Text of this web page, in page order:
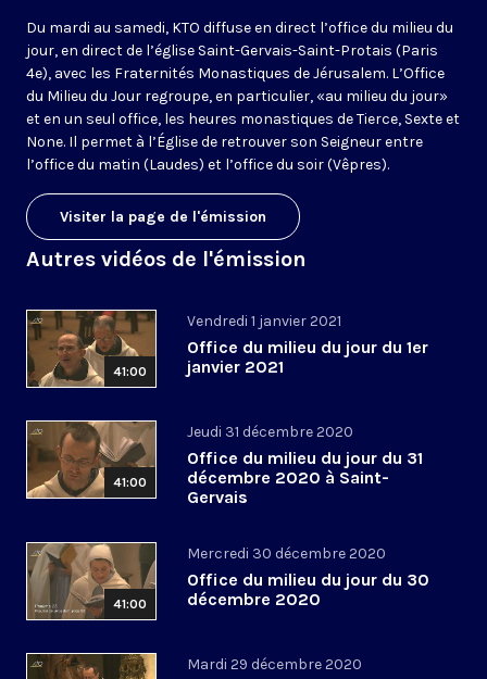
Du mardi au samedi, KTO diffuse en direct l’office du milieu du
jour, en direct de l’église Saint-Gervais-Saint-Protais (Paris
4e), avec les Fraternités Monastiques de Jérusalem. L’Office
du Milieu du Jour regroupe, en particulier, «au milieu du jour»
et en un seul office, les heures monastiques de Tierce, Sexte et
None. Il permet à l’Église de retrouver son Seigneur entre
l’office du matin (Laudes) et l’office du soir (Vêpres).
Visiter la page de l'émission
Autres vidéos de l'émission
41:00
Vendredi 1 janvier 2021
Office du milieu du jour du 1er
janvier 2021
41:00
Jeudi 31 décembre 2020
Office du milieu du jour du 31
décembre 2020 à Saint-
Gervais
41:00
Mercredi 30 décembre 2020
Office du milieu du jour du 30
décembre 2020
Mardi 29 décembre 2020